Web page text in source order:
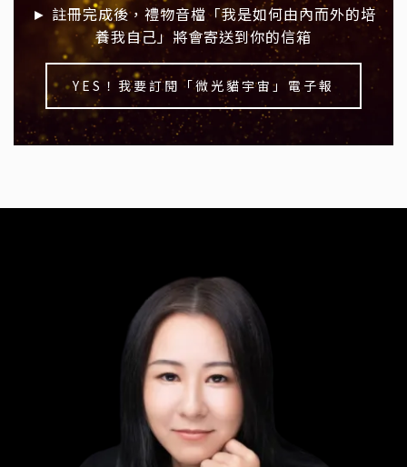
► 註冊完成後，禮物音檔「我是如何由內而外的培
養我自己」將會寄送到你的信箱
YES！我要訂閱「微光貓宇宙」電子報